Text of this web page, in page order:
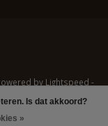
Is dat akkoord?
»
by Lightspeed -